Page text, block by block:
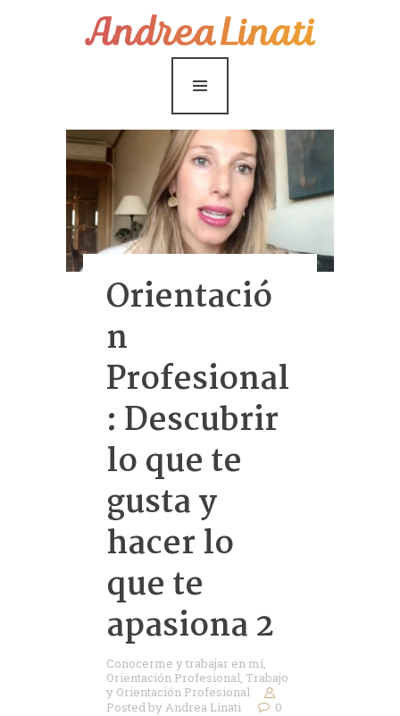
¿Cómo funciona?
Servicios
Coaching Gratis
Conóceme
Contáctame
Blog
Orientació
n
Profesional
: Descubrir
lo que te
gusta y
hacer lo
que te
apasiona 2
Conocerme y trabajar en mí
Orientación Profesional Trabajo
y Orientación Profesional
Posted by Andrea Linati
0